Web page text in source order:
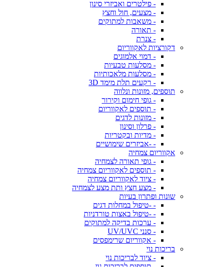
- פילטרים ואביזרי סינון
- מצעים, חול וחצץ
- משאבות למתוקים
- תאורה
- צנרת
דקורציות לאקווריום
- דמוי אלמוגים
- מסלעות טבעיות
- מסלעות מלאכותיות
- רקעים תלת מימד 3D
תוספים, מזונות ונלווה
- גופי חימום וקירור
- תוספים לאקווריום
- מזונות לדגים
- פרלון וסינון
- מדיות ובקטריות
- -אביזרים שימושיים
אקווריום צמחיה
- גופי תאורה לצמחיה
- תוספים לאקווריום צמחיה
- ציוד לאקווריום צמחיה
- מצע חצץ ותת מצע לצמחיה
שונות ופתרון בעיות
- -טיפול במחלות דגים
- -טיפול באצות טורדניות
- ערכות בדיקה למתוקים
- סנני UV/UVC
- אקווריום שרימפסים
בריכות נוי
- ציוד לבריכות נוי